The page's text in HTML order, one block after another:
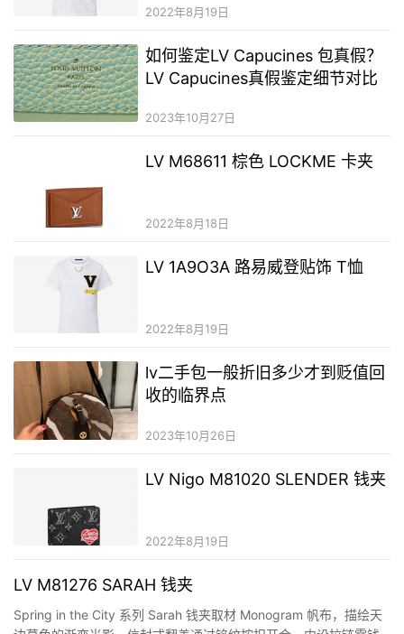
2022年8月19日
如何鉴定LV Capucines 包真假？
LV Capucines真假鉴定细节对比
2023年10月27日
LV M68611 棕色 LOCKME 卡夹
2022年8月18日
LV 1A9O3A 路易威登贴饰 T恤
2022年8月19日
lv二手包一般折旧多少才到贬值回
收的临界点
2023年10月26日
LV Nigo M81020 SLENDER 钱夹
2022年8月19日
LV M81276 SARAH 钱夹
Spring in the City 系列 Sarah 钱夹取材 Monogram 帆布，描绘天